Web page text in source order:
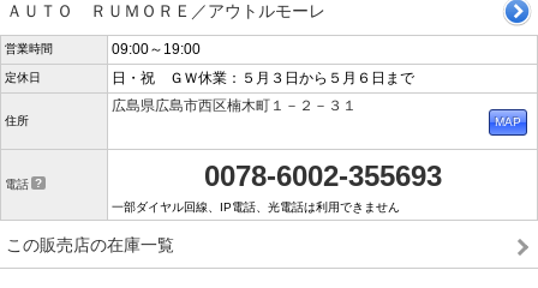
ＡＵＴＯ ＲＵＭＯＲＥ／アウトルモーレ
営業時間 09:00～19:00
定休日 日・祝 ＧＷ休業：５月３日から５月６日まで
住所
広島県広島市西区楠木町１－２－３１
電話 0078-6002-355693
一部ダイヤル回線、IP電話、光電話は利用できません
この販売店の在庫一覧